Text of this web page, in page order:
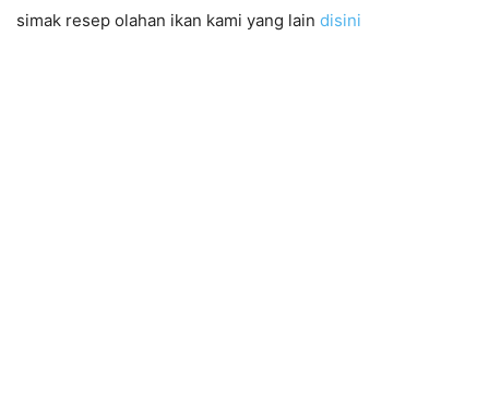
simak resep olahan ikan kami yang lain disini